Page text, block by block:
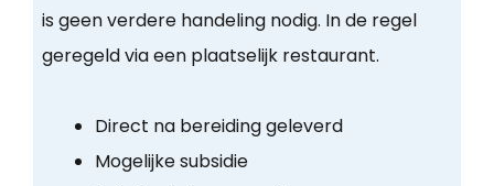
is geen verdere handeling nodig. In de regel
geregeld via een plaatselijk restaurant.
Direct na bereiding geleverd
Mogelijke subsidie